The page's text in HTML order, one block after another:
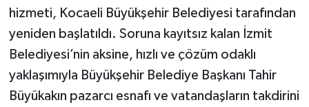
hizmeti, Kocaeli Büyükşehir Belediyesi tarafından
yeniden başlatıldı. Soruna kayıtsız kalan İzmit
Belediyesi’nin aksine, hızlı ve çözüm odaklı
yaklaşımıyla Büyükşehir Belediye Başkanı Tahir
Büyükakın pazarcı esnafı ve vatandaşların takdirini